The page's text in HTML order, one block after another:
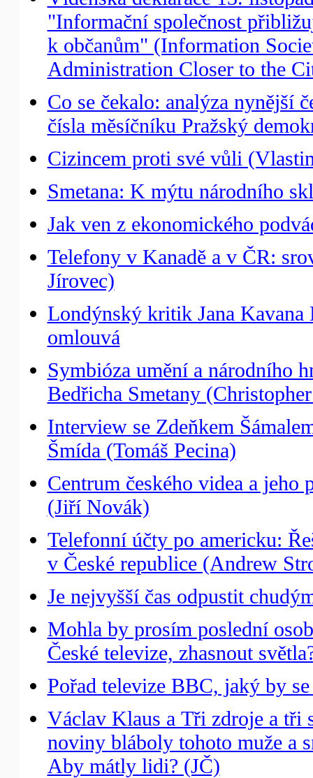
"Informační společnost
k občanům" (Information
Administration Closer to the
Co se čekalo: analýza nynější
čísla měsíčníku Pražský
Cizincem proti své vůli
Smetana: K mýtu národního
Jak ven z ekonomického
Telefony v Kanadě a v ČR:
Jírovec)
Londýnský kritik Jana Kavana
omlouvá
Symbióza umění a národního
Bedřicha Smetany
Interview se Zdeňkem
Šmída (Tomáš Pecina)
Centrum českého videa a jeho
(Jiří Novák)
Telefonní účty po americku:
v České republice (Andrew
Je nejvyšší čas odpustit
Mohla by prosím poslední
České televize, zhasnout
Pořad televize BBC, jaký by
Václav Klaus a Tři zdroje a tři
noviny bláboly tohoto muže a
Aby mátly lidi? (JČ)